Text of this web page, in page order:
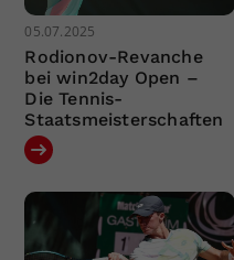
05.07.2025
Rodionov-Revanche
bei win2day Open –
Die Tennis-
Staatsmeisterschaften